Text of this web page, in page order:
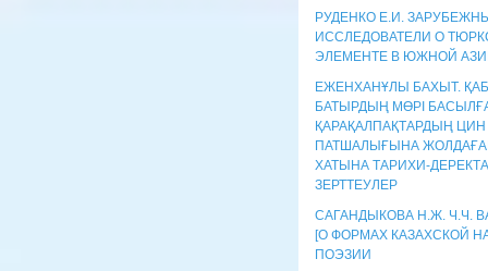
РУДЕНКО Е.И.
ИССЛЕДОВАТЕЛИ О
ЭЛЕМЕНТЕ В ЮЖНОЙ
ЕЖЕНХАНҰЛЫ БАХЫТ.
БАТЫРДЫҢ МӨРІ
ҚАРАҚАЛПАҚТАРДЫҢ ЦИН
ПАТШАЛЫҒЫНА
ХАТЫНА ТАРИХИ-
ЗЕРТТЕУЛЕР
САГАНДЫКОВА Н.Ж. Ч.Ч.
[О ФОРМАХ КАЗАХСКОЙ
ПОЭЗИИ